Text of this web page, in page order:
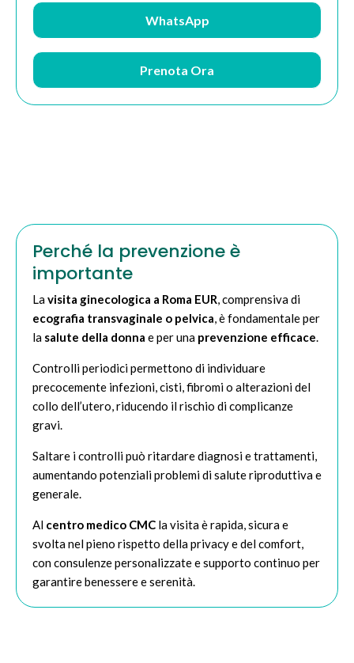
WhatsApp
Prenota Ora
Perché la prevenzione è
importante
Lavisita ginecologica a Roma EUR, comprensiva di
ecografia transvaginale o pelvica, è fondamentale per
la salute della donna e per una prevenzione efficace.
Controlli periodici permettono di individuare
precocemente infezioni, cisti, fibromi o alterazioni del
collo dell’utero, riducendo il rischio di complicanze
gravi.
Saltare i controlli può ritardare diagnosi e trattamenti,
aumentando potenziali problemi di salute riproduttiva e
generale.
Al centro medico CMC la visita è rapida, sicura e
svolta nel pieno rispetto della privacy e del comfort,
con consulenze personalizzate e supporto continuo per
garantire benessere e serenità.